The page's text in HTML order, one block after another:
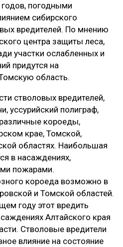
ПЛИТ
погодными
сибирского
вредителей. По мнению
центра защиты леса,
участки ослабленных и
придутся на
область.
стволовых вредителей,
уссурийский полиграф,
короеды,
крае, Томской,
областях. Наибольшая
в насаждениях,
пожарами.
короеда возможно в
и Томской областей.
году этот вредить
Алтайского края
Стволовые вредители
влияние на состояние